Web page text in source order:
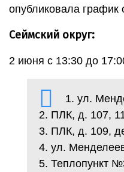
опубликовала график
Сеймский округ:
2 июня с 13:30 до
1. ул.
2. ПЛК, д. 107,
3. ПЛК, д. 109,
4. ул.
5. Теплопункт